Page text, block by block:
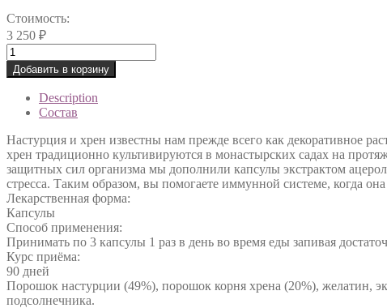
Стоимость:
3 250 ₽
Настурция
-
Хрен
quantity
Добавить в корзину
Description
Состав
Настурция и хрен известны нам прежде всего как декоративное
хрен традиционно культивируются в монастырских садах на
защитных сил организма мы дополнили капсулы экстрактом
стресса. Таким образом, вы помогаете иммунной системе, когда
Лекарственная форма:
Капсулы
Способ применения:
Принимать по 3 капсулы 1 раз в день во время еды запивая
Курс приёма:
90 дней
Порошок настурции (49%), порошок корня хрена (20%), желатин,
подсолнечника.